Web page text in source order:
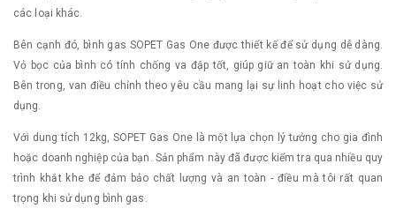
các loại khác.
Bên cạnh đó, bình gas SOPET Gas One được thiết kế để sử dụng dễ dàng.
Vỏ bọc của bình có tính chống va đập tốt, giúp giữ an toàn khi sử dụng.
Bên trong, van điều chỉnh theo yêu cầu mang lại sự linh hoạt cho việc sử
dụng.
Với dung tích 12kg, SOPET Gas One là một lựa chọn lý tưởng cho gia đình
hoặc doanh nghiệp của bạn. Sản phẩm này đã được kiểm tra qua nhiều quy
trình khắt khe để đảm bảo chất lượng và an toàn - điều mà tôi rất quan
trọng khi sử dụng bình gas.